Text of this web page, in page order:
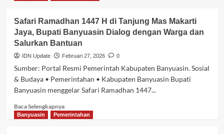
Safari Ramadhan 1447 H di Tanjung Mas Makarti
Jaya, Bupati Banyuasin Dialog dengan Warga dan
Salurkan Bantuan
IDN Update Februari 27, 2026 0
Sumber: Portal Resmi Pemerintah Kabupaten Banyuasin. Sosial
& Budaya • Pemerintahan • Kabupaten Banyuasin Bupati
Banyuasin menggelar Safari Ramadhan 1447...
Baca SelengkapnyaBaca
selengkapnya
Banyuasin Pemerintahan